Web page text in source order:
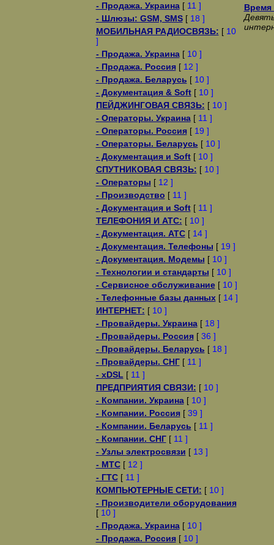
- Продажа. Украина[ 11 ]
- Шлюзы: GSM, SMS[ 18 ]
МОБИЛЬНАЯ РАДИОСВЯЗЬ: [ 10
]
- Продажа. Украина[ 10 ]
- Продажа. Россия[ 12 ]
- Продажа. Беларусь [ 10 ]
- Документация & Soft[ 10 ]
ПЕЙДЖИНГОВАЯ СВЯЗЬ: [ 10 ]
- Операторы. Украина[ 11 ]
- Операторы. Россия[ 19 ]
- Операторы. Беларусь [ 10 ]
- Документация и Soft[ 10 ]
СПУТНИКОВАЯ СВЯЗЬ: [ 10 ]
- Операторы [ 12 ]
- Производство [ 11 ]
- Документация и Soft[ 11 ]
ТЕЛЕФОНИЯ И АТС: [ 10 ]
- Документация. АТС[ 14 ]
- Документация. Телефоны [ 19 ]
- Документация. Модемы [ 10 ]
- Технологии и стандарты [ 10 ]
- Сервисное обслуживание[ 10 ]
- Телефонные базы данных[ 14 ]
ИНТЕРНЕТ: [ 10 ]
- Провайдеры. Украина[ 18 ]
- Провайдеры. Россия[ 36 ]
- Провайдеры. Беларусь [ 18 ]
- Провайдеры. СНГ[ 11 ]
- xDSL [ 11 ]
ПРЕДПРИЯТИЯ СВЯЗИ: [ 10 ]
- Компании. Украина[ 10 ]
- Компании. Россия[ 39 ]
- Компании. Беларусь [ 11 ]
- Компании. СНГ[ 11 ]
- Узлы электросвязи [ 13 ]
- МТС[ 12 ]
- ГТС[ 11 ]
КОМПЬЮТЕРНЫЕ СЕТИ: [ 10 ]
- Производители оборудования
[ 10 ]
- Продажа. Украина[ 10 ]
- Продажа. Россия[ 10 ]
Время